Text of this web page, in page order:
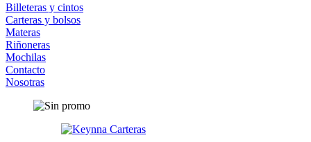
Billeteras y cintos
Carteras y bolsos
Materas
Riñoneras
Mochilas
Contacto
Nosotras